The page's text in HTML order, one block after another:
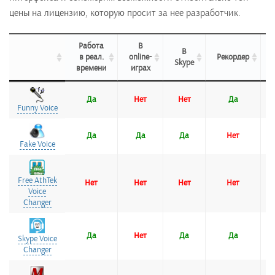
цены на лицензию, которую просит за нее разработчик.
Работа
в реал.
времени
В
online-
играх
В
Skype
Рекордер
в реал.
online-
Skype
Funny Voice
Да Нет Нет Да
Fake Voice
Да Да Да Нет
Free AthTek
Voice
Changer
Нет Нет Нет Нет
Skype Voice
Changer
Да Нет Да Да
Funny Voice
Fake Voice
Free AthTek
Voice
Changer
Skype Voice
Changer